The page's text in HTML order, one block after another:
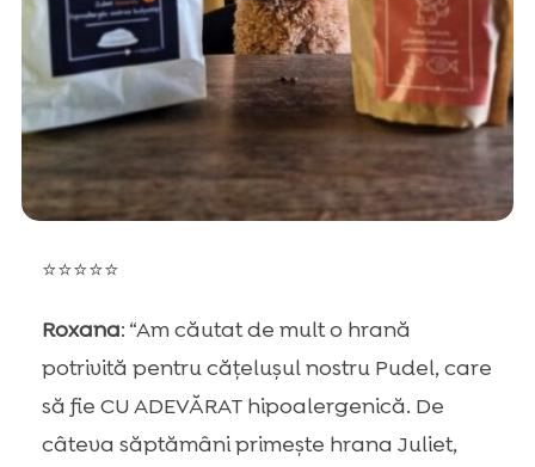
⭐⭐⭐⭐⭐
Roxana: “Am căutat de mult o hrană
potrivită pentru cățelușul nostru Pudel, care
să fie CU ADEVĂRAT hipoalergenică. De
câteva săptămâni primește hrana Juliet,